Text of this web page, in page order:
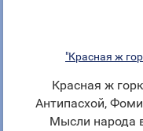
"Красная ж
Красная ж
Антипасхой,
Мысли народа